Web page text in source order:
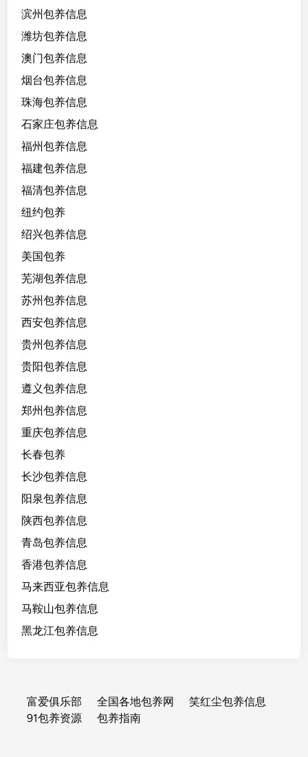
滨州包养信息
潍坊包养信息
澳门包养信息
烟台包养信息
珠海包养信息
石家庄包养信息
福州包养信息
福建包养信息
福清包养信息
纽约包养
绍兴包养信息
美国包养
芜湖包养信息
苏州包养信息
西安包养信息
贵州包养信息
贵阳包养信息
遵义包养信息
郑州包养信息
重庆包养信息
长春包养
长沙包养信息
阳泉包养信息
陕西包养信息
青岛包养信息
香港包养信息
马来西亚包养信息
马鞍山包养信息
黑龙江包养信息
富爱俱乐部 全国各地包养网
笑红尘包养信息
91包养资源
包养指南